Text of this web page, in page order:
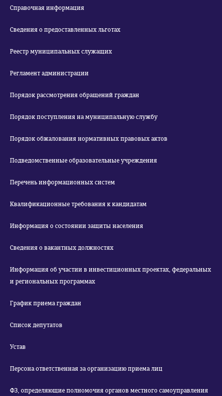
Справочная информация
Сведения о предоставленных льготах
Реестр муниципальных служащих
Регламент администрации
Порядок рассмотрения обращений граждан
Порядок поступления на муниципальную службу
Порядок обжалования нормативных правовых актов
Подведомственные образовательные учреждения
Перечень информационных систем
Квалификационные требования к кандидатам
Информация о состоянии защиты населения
Сведения о вакантных должностях
Информация об участии в инвестиционных проектах, федеральных
и региональных программах
График приема граждан
Список депутатов
Устав
Персона ответственная за организацию приема лиц
ФЗ, определяющие полномочия органов местного самоуправления